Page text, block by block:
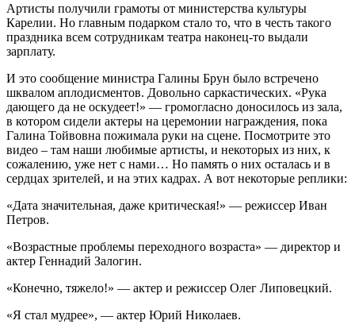
Артисты получили грамоты от министерства культуры
Карелии. Но главным подарком стало то, что в честь такого
праздника всем сотрудникам театра наконец-то выдали
зарплату.
И это сообщение министра Галины Брун было встречено
шквалом аплодисментов. Довольно саркастических. «Рука
дающего да не оскудеет!» — громогласно доносилось из зала,
в котором сидели актеры на церемонии награждения, пока
Галина Тойвовна пожимала руки на сцене. Посмотрите это
видео – там наши любимые артисты, и некоторых из них, к
сожалению, уже нет с нами… Но память о них осталась и в
сердцах зрителей, и на этих кадрах. А вот некоторые реплики:
«Дата значительная, даже критическая!» — режиссер Иван
Петров.
«Возрастные проблемы переходного возраста» — директор и
актер Геннадий Залогин.
«Конечно, тяжело!» — актер и режиссер Олег Липовецкий.
«Я стал мудрее», — актер Юрий Николаев.